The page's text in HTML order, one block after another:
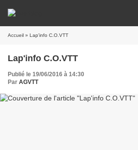
Accueil » Lap'info C.O.VTT
Lap'info C.O.VTT
Publié le 19/06/2016 à 14:30
Par AGVTT